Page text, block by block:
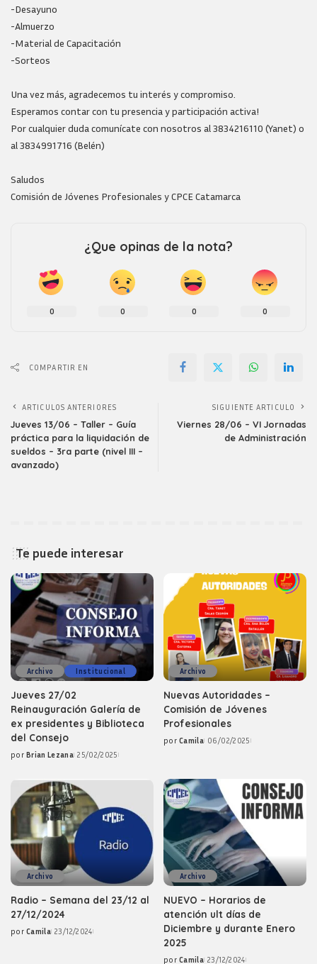
-Desayuno
-Almuerzo
-Material de Capacitación
-Sorteos
Una vez más, agradecemos tu interés y compromiso.
Esperamos contar con tu presencia y participación activa!
Por cualquier duda comunícate con nosotros al 3834216110 (Yanet) o
al 3834991716 (Belén)
Saludos
Comisión de Jóvenes Profesionales y CPCE Catamarca
¿Que opinas de la nota?
0 0 0 0
COMPARTIR EN
ARTICULOS ANTERIORES
Jueves 13/06 – Taller – Guía
práctica para la liquidación de
sueldos – 3ra parte (nivel III –
avanzado)
SIGUIENTE ARTICULO
Viernes 28/06 – VI Jornadas
de Administración
Te puede interesar
Archivo Institucional
Jueves 27/02
Reinauguración Galería de
ex presidentes y Biblioteca
del Consejo
Posted
por Brian Lezana 25/02/2025
Archivo
Nuevas Autoridades –
Comisión de Jóvenes
Profesionales
Posted
por Camila 06/02/2025
Archivo
Radio – Semana del 23/12 al
27/12/2024
Posted
por Camila 23/12/2024
Archivo
NUEVO – Horarios de
atención ult días de
Diciembre y durante Enero
2025
por Camila 23/12/2024